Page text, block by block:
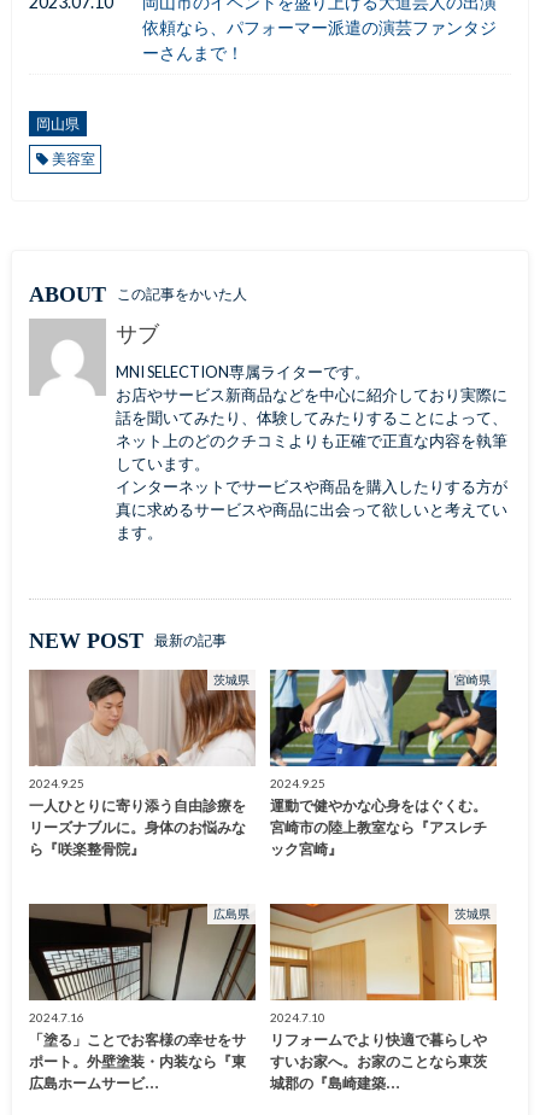
依頼なら、パフォーマー派遣の演芸ファンタジ
ーさんまで！
岡山県
美容室
ABOUT この記事をかいた人
サブ
MNI SELECTION専属ライターです。
お店やサービス新商品などを中心に紹介しており実際に
話を聞いてみたり、体験してみたりすることによって、
ネット上のどのクチコミよりも正確で正直な内容を執筆
しています。
インターネットでサービスや商品を購入したりする方が
真に求めるサービスや商品に出会って欲しいと考えてい
ます。
NEW POST 最新の記事
茨城県
2024.9.25
一人ひとりに寄り添う自由診療を
リーズナブルに。身体のお悩みな
ら『咲楽整骨院』
宮崎県
2024.9.25
運動で健やかな心身をはぐくむ。
宮崎市の陸上教室なら『アスレチ
ック宮崎』
広島県
2024.7.16
「塗る」ことでお客様の幸せをサ
ポート。外壁塗装・内装なら『東
広島ホームサービ…
茨城県
2024.7.10
リフォームでより快適で暮らしや
すいお家へ。お家のことなら東茨
城郡の『島崎建築…